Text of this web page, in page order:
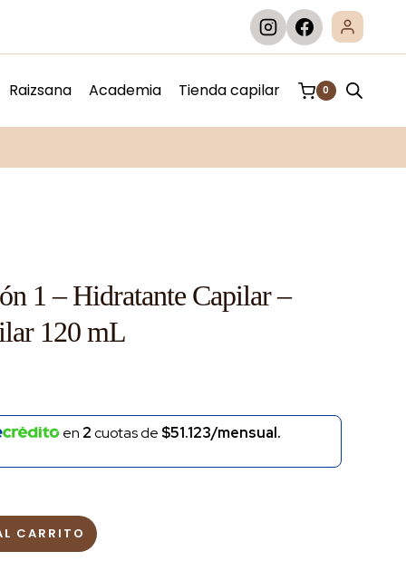
Raizsana Academia Tienda capilar 0
1 – Hidratante Capilar –
120 mL
en 2cuotas de $51.123/mensual.
CARRITO